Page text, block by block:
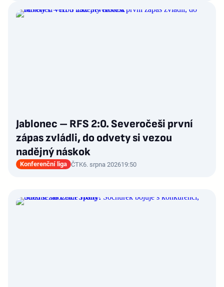
Jablonec – RFS 2:0. Severočeši první
zápas zvládli, do odvety si vezou
nadějný náskok
Konferenční liga ČTK6. srpna 202619:50